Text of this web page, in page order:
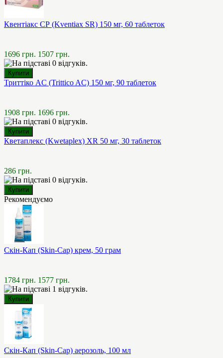
Квентіакс СР (Kventiax SR) 150 мг, 60 таблеток
1696 грн. 1507 грн.
Триттіко AC (Trittico AC) 150 мг, 90 таблеток
1908 грн. 1696 грн.
Кветаплекс (Kwetaplex) XR 50 мг, 30 таблеток
286 грн.
Рекомендуємо
Скін-Кап (Skin-Cap) крем, 50 грам
1784 грн. 1577 грн.
Скін-Кап (Skin-Cap) аерозоль, 100 мл